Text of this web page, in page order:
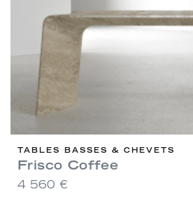
TABLES BASSES & CHEVETS
Frisco Coffee
4 560 €